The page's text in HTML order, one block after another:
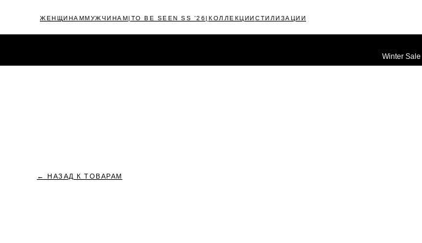
Winter Sale
ЖЕНЩИНАММУЖЧИНАМ|TO BE SEEN SS '26| КОЛЛЕКЦИИСТИЛИЗАЦИИ
← НАЗАД К ТОВАРАМ